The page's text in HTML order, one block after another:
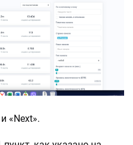
«Next».